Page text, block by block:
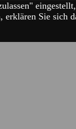
Sie sich